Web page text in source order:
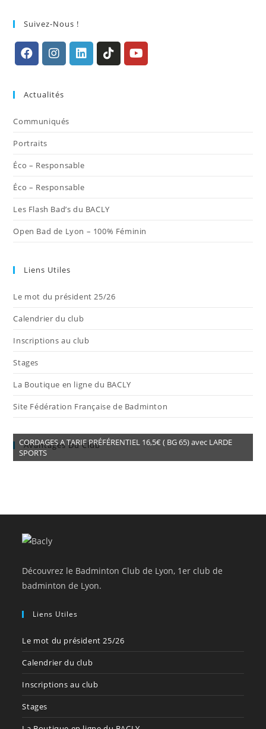
Suivez-Nous !
un
nouvel
nouvel
Actualités
Communiqués
Portraits
Éco – Responsable
Éco – Responsable
Les Flash Bad’s du BACLY
Open Bad de Lyon – 100% Féminin
Liens Utiles
Le mot du président 25/26
Calendrier du club
Inscriptions au club
Stages
La Boutique en ligne du BACLY
Site Fédération Française de Badminton
Avantages Du Club
CORDAGES A TARIF PRÉFÉRENTIEL 16,5€ ( BG 65) avec LARDE
SPORTS
Découvrez le Badminton Club de Lyon, 1er club de
badminton de Lyon.
Liens Utiles
Le mot du président 25/26
Calendrier du club
Inscriptions au club
Stages